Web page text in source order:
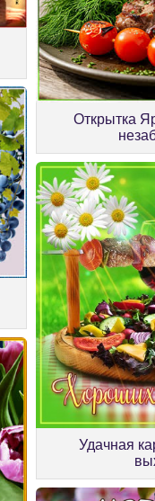
Открытка
Удачная